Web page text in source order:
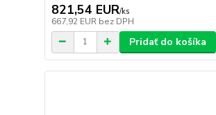
821,54 EUR/ks
667,92 EUR bez DPH
Pridať do košíka